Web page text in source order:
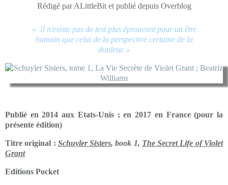
Rédigé par ALittleBit et publié depuis Overblog
« Il n'existe pas de test plus éprouvant pour un être
humain que celui de la perspective certaine de la
douleur. »
Publié en 2014 aux Etats-Unis ; en 2017 en France (pour la
présente édition)
Titre original : Schuyler Sisters, book 1, The Secret Life of Violet
Grant
Editions Pocket